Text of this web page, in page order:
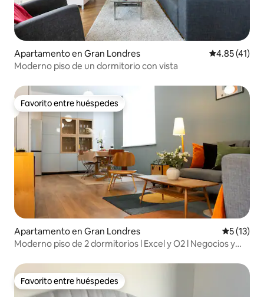
Apartamento en Gran Londres Calificación
4.85 (41)
Moderno piso de un dormitorio con vista
Favorito entre huéspedes
Favorito entre huéspedes
Apartamento en Gran Londres
5 (13)
Moderno piso de 2 dormitorios l Excel y O2 l Negocios y
Favorito entre huéspedes
Favorito entre huéspedes